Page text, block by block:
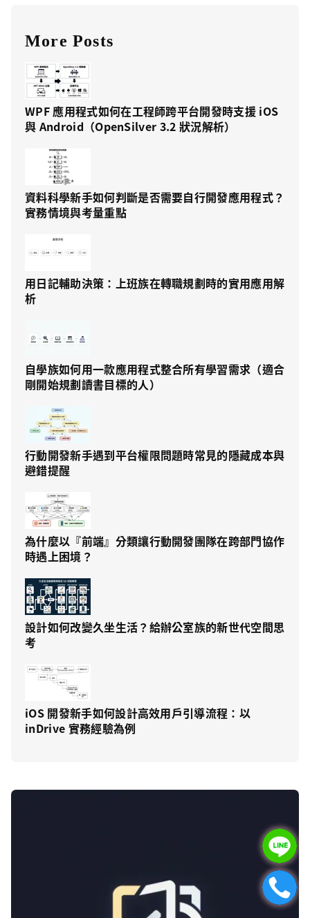
More Posts
WPF 應用程式如何在工程師跨平台開發時支援 iOS
與 Android（OpenSilver 3.2 狀況解析）
資料科學新手如何判斷是否需要自行開發應用程式？
實務情境與考量重點
用日記輔助決策：上班族在轉職規劃時的實用應用解
析
自學族如何用一款應用程式整合所有學習需求（適合
剛開始規劃讀書目標的人）
行動開發新手遇到平台權限問題時常見的隱藏成本與
避錯提醒
為什麼以『前端』分類讓行動開發團隊在跨部門協作
時遇上困境？
設計如何改變久坐生活？給辦公室族的新世代空間思
考
iOS 開發新手如何設計高效用戶引導流程：以
inDrive 實務經驗為例